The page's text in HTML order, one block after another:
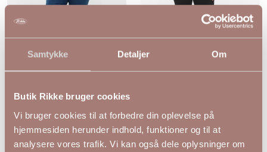
Samtykke Detaljer Om
Butik Rikke bruger cookies
Vi bruger cookies til at forbedre din oplevelse på
hjemmesiden herunder indhold, funktioner og til at
analysere vores trafik. Vi kan også dele oplysninger om
Zizzi Stretchy Jeggings
279,95 DKK
★★★★★
279,95 DKK
ZIZZI